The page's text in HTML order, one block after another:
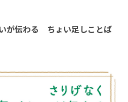
が伝わる ちょい足しことば